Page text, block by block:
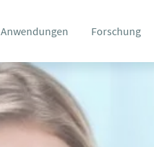
Anwendungen Forschung